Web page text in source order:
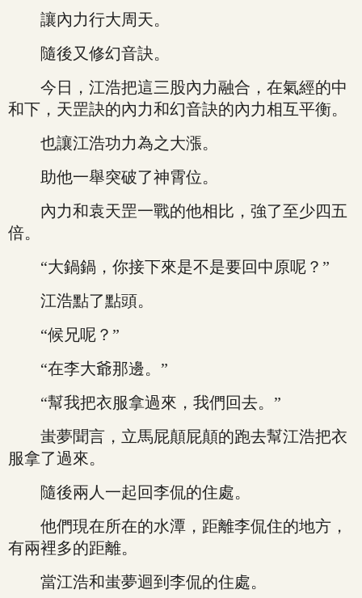
讓內力行大周天。
隨後又修幻音訣。
今日，江浩把這三股內力融合，在氣經的中
和下，天罡訣的內力和幻音訣的內力相互平衡。
也讓江浩功力為之大漲。
助他一舉突破了神霄位。
內力和袁天罡一戰的他相比，強了至少四五
倍。
“大鍋鍋，你接下來是不是要回中原呢？”
江浩點了點頭。
“候兄呢？”
“在李大爺那邊。”
“幫我把衣服拿過來，我們回去。”
蚩夢聞言，立馬屁顛屁顛的跑去幫江浩把衣
服拿了過來。
隨後兩人一起回李侃的住處。
他們現在所在的水潭，距離李侃住的地方，
有兩裡多的距離。
當江浩和蚩夢迴到李侃的住處。